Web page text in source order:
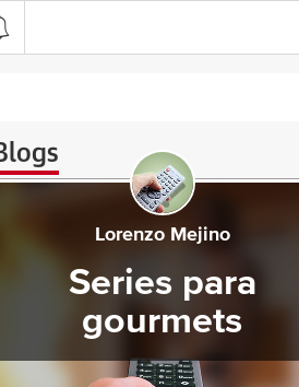
Lorenzo Mejino
Series para
gourmets